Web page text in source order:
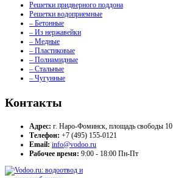
Решетки придверного поддона
Решетки водоприемные
– Бетонные
– Из нержавейки
– Медные
– Пластиковые
– Полиамидные
– Стальные
– Чугунные
Контакты
Адрес: г. Наро-Фоминск, площадь свободы 10
Телефон: +7 (495) 155-0121
Email: info@vodoo.ru
Рабочее время: 9:00 - 18:00 Пн-Пт